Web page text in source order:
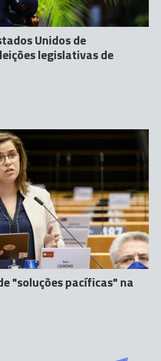
Unidos de
legislativas de
"soluções pacíficas" na